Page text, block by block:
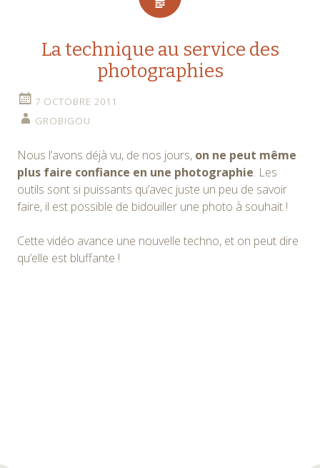
La technique au service des
photographies
7 OCTOBRE 2011
GROBIGOU
Nous l’avons déjà vu, de nos jours, on ne peut même
plus faire confiance en une photographie. Les
outils sont si puissants qu’avec juste un peu de savoir
faire, il est possible de bidouiller une photo à souhait !
Cette vidéo avance une nouvelle techno, et on peut dire
qu’elle est bluffante !